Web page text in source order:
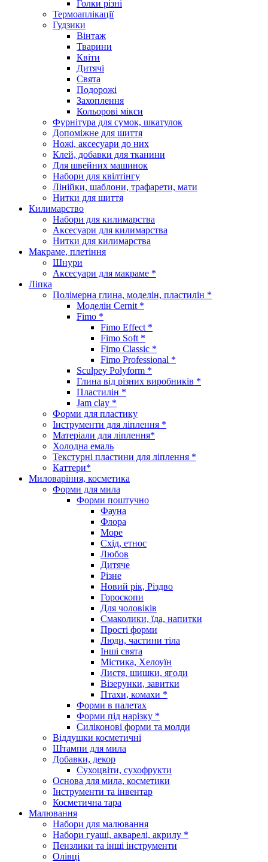
Голки різні
Термоаплікації
Гудзики
Вінтаж
Тварини
Квіти
Дитячі
Свята
Подорожі
Захоплення
Кольорові мікси
Фурнітура для сумок, шкатулок
Допоміжне для шиття
Ножі, аксесуари до них
Клей, добавки для тканини
Для швейних машинок
Набори для квілтінгу
Лінійки, шаблони, трафарети, мати
Нитки для шиття
Килимарство
Набори для килимарства
Аксесуари для килимарства
Нитки для килимарства
Макраме, плетіння
Шнури
Аксесуари для макраме *
Ліпка
Полімерна глина, моделін, пластилін *
Моделін Cernit *
Fimo *
Fimo Effect *
Fimo Soft *
Fimo Classic *
Fimo Professional *
Sculpey Polyform *
Глина від різних виробників *
Пластилін *
Jam clay *
Форми для пластику
Інструменти для ліплення *
Матеріали для ліплення*
Холодна емаль
Текстурні пластини для ліплення *
Каттери*
Миловаріння, косметика
Форми для мила
Форми поштучно
Фауна
Флора
Море
Схід, етнос
Любов
Дитяче
Різне
Новий рік, Різдво
Гороскопи
Для чоловіків
Смаколики, їда, напитки
Прості форми
Люди, частини тіла
Інші свята
Містика, Хелоуїн
Листя, шишки, ягоди
Візерунки, завитки
Птахи, комахи *
Форми в палетах
Форми під нарізку *
Силіконові форми та молди
Віддушки косметичні
Штампи для мила
Добавки, декор
Сухоцвіти, сухофрукти
Основа для мила, косметики
Інструменти та інвентар
Косметична тара
Малювання
Набори для малювання
Набори гуаші, акварелі, акрилу *
Пензлики та інші інструменти
Олівці